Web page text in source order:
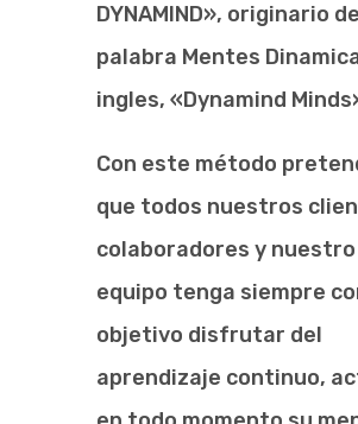
DYNAMIND», originario
palabra Mentes
ingles, «Dynamind
Con este método
que todos nuestros
colaboradores y
equipo tenga siempre
objetivo disfrutar del
aprendizaje continuo,